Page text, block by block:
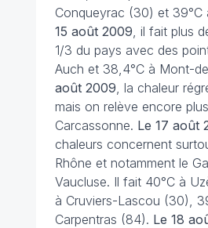
Conqueyrac (30) et 39°C
15 août 2009, il fait plus
1/3 du pays avec des
Auch et 38,4°C à Mont-
août 2009, la chaleur
mais on relève encore
Carcassonne. Le 17 août
chaleurs concernent
Rhône et notamment le
Vaucluse. Il fait 40°C à
à Cruviers-Lascou (30),
Carpentras (84). Le 18